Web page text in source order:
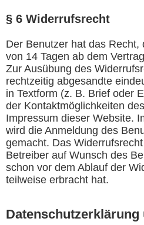
§ 6 Widerrufsrecht
Der Benutzer hat das Recht,
von 14 Tagen ab dem
Zur Ausübung des
rechtzeitig abgesandte
in Textform (z. B. Brief oder
der Kontaktmöglichkeiten
Impressum dieser Website.
wird die Anmeldung des
gemacht. Das
Betreiber auf Wunsch des
schon vor dem Ablauf der
teilweise erbracht hat.
Datenschutzerklärung